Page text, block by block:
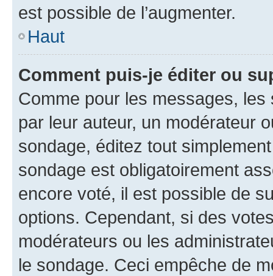
est possible de l’augmenter.
Haut
Comment puis-je éditer ou
Comme pour les messages,
par leur auteur, un modérateur
sondage, éditez tout
sondage est obligatoirement
encore voté, il est possible de
options. Cependant, si des
modérateurs ou les
le sondage. Ceci empêche de